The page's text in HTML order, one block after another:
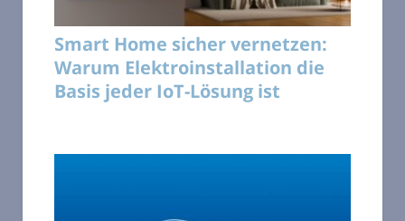
Smart Home sicher vernetzen:
Warum Elektroinstallation die
Basis jeder IoT-Lösung ist